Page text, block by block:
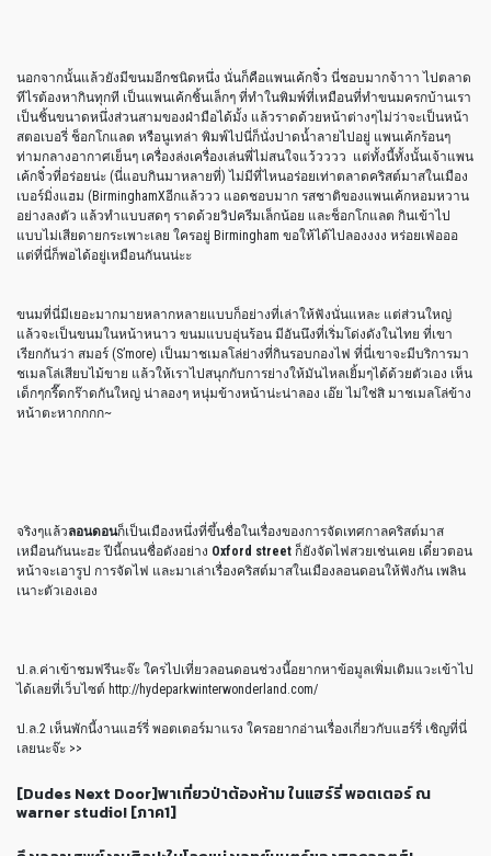
นอกจากนั้นแล้วยังมีขนมอีกชนิดหนึ่ง นั่นก็คือแพนเค้กจิ๋ว นี่ชอบมากจ้าาา ไปตลาด
ทีไรต้องหากินทุกที เป็นแพนเค้กชิ้นเล็กๆ ที่ทำในพิมพ์ที่เหมือนที่ทำขนมครกบ้านเรา
เป็นชิ้นขนาดหนึ่งส่วนสามของฝ่ามือได้มั้ง แล้วราดด้วยหน้าต่างๆไม่ว่าจะเป็นหน้า
สตอเบอรี่ ช็อกโกแลต หรือนูเทล่า พิมพ์ไปนี่ก็นั่งปาดน้ำลายไปอยู่ แพนเค้กร้อนๆ
ท่ามกลางอากาศเย็นๆ เครื่องล่งเครื่องเล่นพี่ไม่สนใจแว้วววว แต่ทั้งนี้ทั้งนั้นเจ้าแพน
เค้กจิ๋วที่อร่อยน่ะ (นี่แอบกินมาหลายที่) ไม่มีที่ไหนอร่อยเท่าตลาดคริสต์มาสในเมือง
เบอร์มิ่งแฮม (BirminghamXอีกแล้ววว แอดชอบมาก รสชาติของแพนเค้กหอมหวาน
อย่างลงตัว แล้วทำแบบสดๆ ราดด้วยวิปครีมเล็กน้อย และช็อกโกแลต กินเข้าไป
แบบไม่เสียดายกระเพาะเลย ใครอยู่ Birmingham ขอให้ได้ไปลองงงง หร่อยเฟ่อออ
แต่ที่นี่ก็พอได้อยู่เหมือนกันนน่ะะ
ขนมที่นี่มีเยอะมากมายหลากหลายแบบก็อย่างที่เล่าให้ฟังนั่นแหละ แต่ส่วนใหญ่
แล้วจะเป็นขนมในหน้าหนาว ขนมแบบอุ่นร้อน มีอันนึงที่เริ่มโด่งดังในไทย ที่เขา
เรียกกันว่า สมอร์ (S’more) เป็นมาชเมลโล่ย่างที่กินรอบกองไฟ ที่นี่เขาจะมีบริการมา
ชเมลโล่เสียบไม้ขาย แล้วให้เราไปสนุกกับการย่างให้มันไหลเยิ้มๆได้ด้วยตัวเอง เห็น
เด็กๆกรี๊ดกร๊าดกันใหญ่ น่าลองๆ หนุ่มข้างหน้าน่ะน่าลอง เอ๊ย ไม่ใช่สิ มาชเมลโล่ข้าง
หน้าตะหากกกก~
จริงๆแล้วลอนดอนก็เป็นเมืองหนึ่งที่ขึ้นชื่อในเรื่องของการจัดเทศกาลคริสต์มาส
เหมือนกันนะฮะ ปีนี้ถนนชื่อดังอย่าง Oxford street ก็ยังจัดไฟสวยเช่นเคย เดี๋ยวตอน
หน้าจะเอารูป การจัดไฟ และมาเล่าเรื่องคริสต์มาสในเมืองลอนดอนให้ฟังกัน เพลิน
เนาะตัวเองเอง
ป.ล.ค่าเข้าชมฟรีนะจ๊ะ ใครไปเที่ยวลอนดอนช่วงนี้อยากหาข้อมูลเพิ่มเติมแวะเข้าไป
ได้เลยที่เว็บไซต์ http://hydeparkwinterwonderland.com/
ป.ล.2 เห็นพักนี้งานแฮร์รี่ พอตเตอร์มาแรง ใครอยากอ่านเรื่องเกี่ยวกับแฮร์รี่ เชิญที่นี่
เลยนะจ๊ะ >>
[Dudes Next Door]พาเที่ยวป่าต้องห้าม ในแฮร์รี่ พอตเตอร์ ณ
warner studio! [ภาค1]